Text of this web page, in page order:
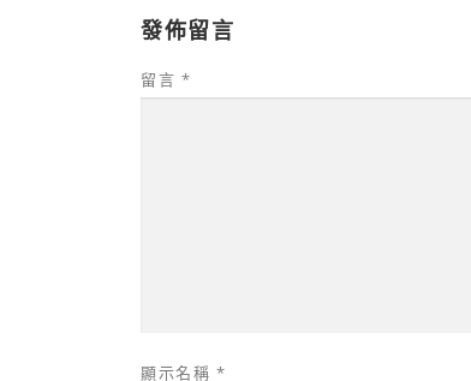
發佈留言
留言 *
顯示名稱 *